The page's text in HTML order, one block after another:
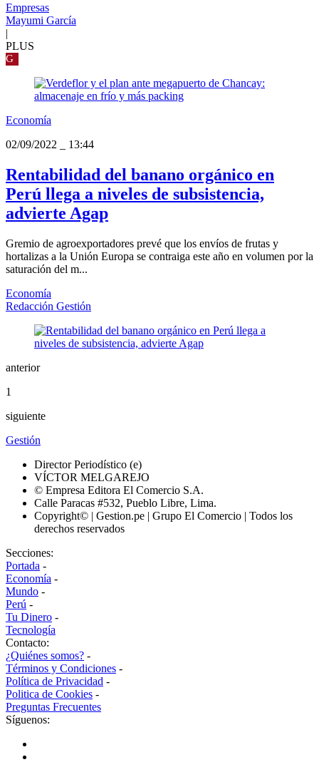
Empresas
Mayumi García
|
PLUS
G
Economía
02/09/2022
13:44
Rentabilidad del banano orgánico en
Perú llega a niveles de subsistencia,
advierte Agap
Gremio de agroexportadores prevé que los envíos de frutas y
hortalizas a la Unión Europa se contraiga este año en volumen por la
saturación del m...
Economía
Redacción Gestión
anterior
1
siguiente
Gestión
Director Periodístico (e)
VÍCTOR MELGAREJO
© Empresa Editora El Comercio S.A.
Calle Paracas #532, Pueblo Libre, Lima.
Copyright© | Gestion.pe | Grupo El Comercio | Todos los
derechos reservados
Secciones:
Portada -
Economía -
Mundo -
Perú -
Tu Dinero -
Tecnología
Contacto:
¿Quiénes somos? -
Términos y Condiciones -
Política de Privacidad -
Politica de Cookies -
Preguntas Frecuentes
Síguenos: